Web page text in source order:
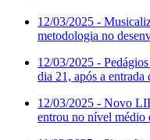
12/03/2025 -
metodologia no
12/03/2025 -
dia 21, após a
12/03/2025 - Novo
entrou no nível médio